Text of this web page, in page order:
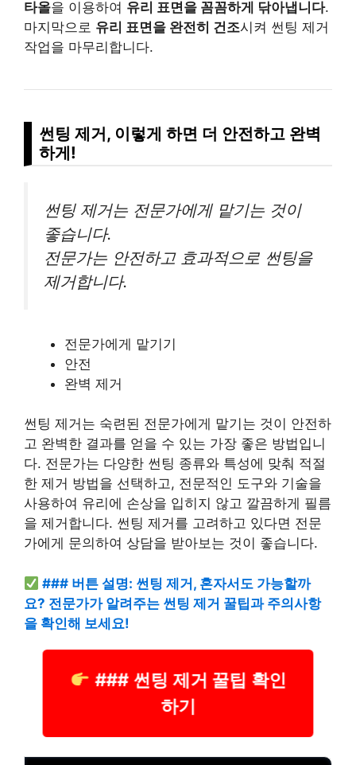
타올을 이용하여 유리 표면을 꼼꼼하게 닦아냅니다.
마지막으로 유리 표면을 완전히 건조시켜 썬팅 제거
작업을 마무리합니다.
썬팅 제거, 이렇게 하면 더 안전하고 완벽
하게!
썬팅 제거는 전문가에게 맡기는 것이
좋습니다.
전문가는 안전하고 효과적으로 썬팅을
제거합니다.
전문가에게 맡기기
안전
완벽 제거
썬팅 제거는 숙련된 전문가에게 맡기는 것이 안전하
고 완벽한 결과를 얻을 수 있는 가장 좋은 방법입니
다. 전문가는 다양한 썬팅 종류와 특성에 맞춰 적절
한 제거 방법을 선택하고, 전문적인 도구와 기술을
사용하여 유리에 손상을 입히지 않고 깔끔하게 필름
을 제거합니다. 썬팅 제거를 고려하고 있다면 전문
가에게 문의하여 상담을 받아보는 것이 좋습니다.
### 버튼 설명: 썬팅 제거, 혼자서도 가능할까
요? 전문가가 알려주는 썬팅 제거 꿀팁과 주의사항
을 확인해 보세요!
### 썬팅 제거 꿀팁 확인
하기